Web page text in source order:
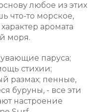
любое из этих
что-то морское,
аромата
моря.
паруса;
стихии;
размах; пенные,
буруны, - все эти
настроение